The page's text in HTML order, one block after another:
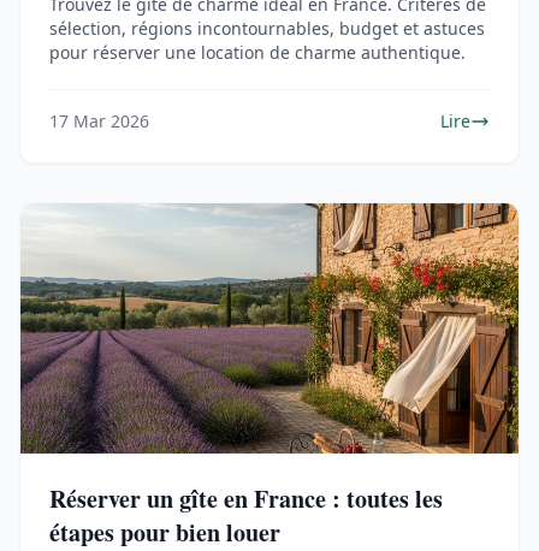
sélection, régions incontournables, budget et astuces
pour réserver une location de charme authentique.
17 Mar 2026 Lire
Réserver un gîte en France : toutes les
étapes pour bien louer